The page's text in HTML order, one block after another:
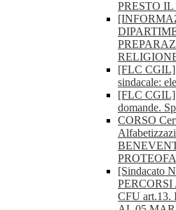
PRESTO
[FLC CGIL]
sindacale:
[FLC CGIL]
domande.
CORSO
[Sindacato
CFU